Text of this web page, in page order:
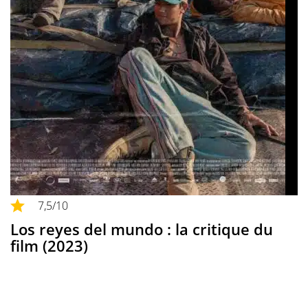
7,5/10
Los reyes del mundo : la critique du
film (2023)